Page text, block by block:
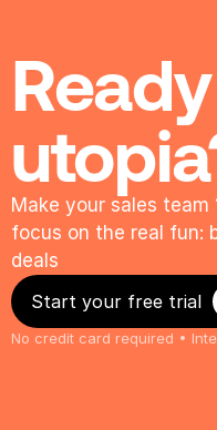
Make your sales
focus on the real fun:
deals
Start your free trial
No credit card required •